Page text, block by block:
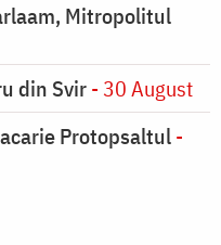
Mitropolitul
din Svir- 30 August
Protopsaltul-